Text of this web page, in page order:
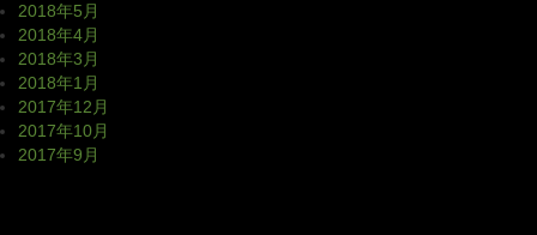
2018年5月
2018年4月
2018年3月
2018年1月
2017年12月
2017年10月
2017年9月